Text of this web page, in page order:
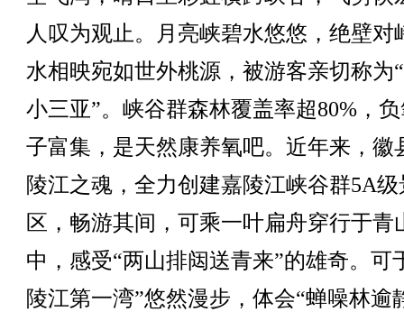
人叹为观止。月亮峡碧水悠悠，绝壁对
水相映宛如世外桃源，被游客亲切称为
小三亚”。峡谷群森林覆盖率超80%，
子富集，是天然康养氧吧。近年来，徽
陵江之魂，全力创建嘉陵江峡谷群5A级
区，畅游其间，可乘一叶扁舟穿行于青
中，感受“两山排闼送青来”的雄奇。可
陵江第一湾”悠然漫步，体会“蝉噪林逾